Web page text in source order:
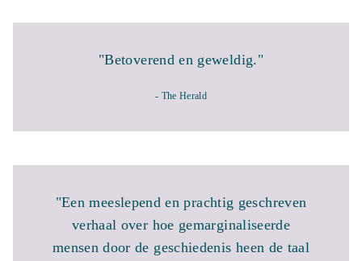
"Betoverend en geweldig."
- The Herald
"Een meeslepend en prachtig geschreven
verhaal over hoe gemarginaliseerde
mensen door de geschiedenis heen de taal